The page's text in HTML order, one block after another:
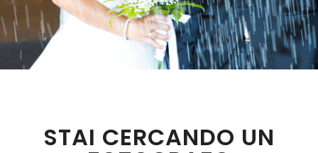
STAI CERCANDO UN